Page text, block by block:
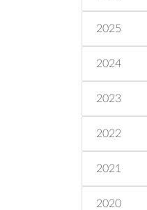
2025
2024
2023
2022
2021
2020